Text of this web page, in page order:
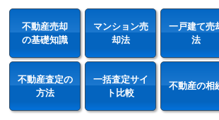
不動産売却
の基礎知識
マンション売
却法
一戸建て売
法
不動産査定の
方法
一括査定サイ
ト比較
不動産の相